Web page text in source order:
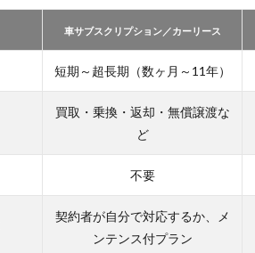
車サブスクリプション／カーリース
短期～超長期（数ヶ月～11年）
買取・乗換・返却・無償譲渡な
ど
不要
契約者が自分で対応するか、メ
ンテンス付プラン